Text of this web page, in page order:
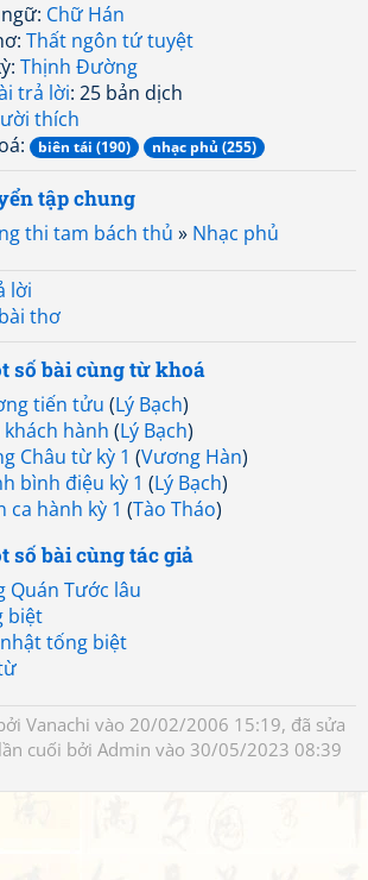
Chữ Hán
Thất ngôn tứ tuyệt
Thịnh Đường
trả lời: 25 bản dịch
thích
biên tái (190) nhạc phủ (255)
tập chung
thi tam bách thủ » Nhạc phủ
lời
thơ
số bài cùng từ khoá
tiến tửu (Lý Bạch)
khách hành (Lý Bạch)
Châu từ kỳ 1 (Vương Hàn)
bình điệu kỳ 1 (Lý Bạch)
ca hành kỳ 1 (Tào Tháo)
số bài cùng tác giả
Quán Tước lâu
biệt
tống biệt
Vanachi vào 20/02/2006 15:19, đã sửa
cuối bởi Admin vào 30/05/2023 08:39